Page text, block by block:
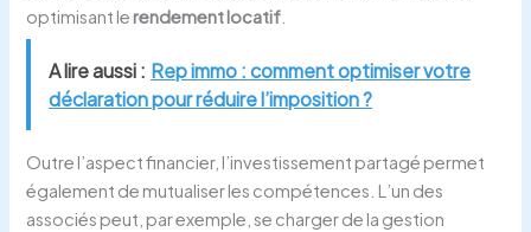
optimisant le rendement locatif
A lire aussi : Rep immo : comment optimiser votre
déclaration pour réduire l’imposition ?
Outre l’aspect financier, l’investissement partagé permet
également de mutualiser les compétences. L’un des
associés peut, par exemple, se charger de la gestion